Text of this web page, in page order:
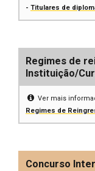
- Titulares de
Regimes de
Instituição/
Ver mais
Regimes de
Concurso